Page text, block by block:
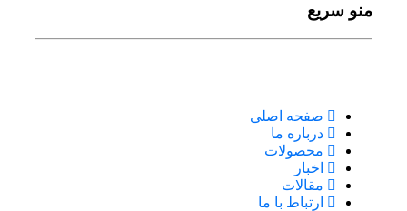
منو سریع
صفحه اصلی
درباره ما
محصولات
اخبار
مقالات
ارتباط با ما